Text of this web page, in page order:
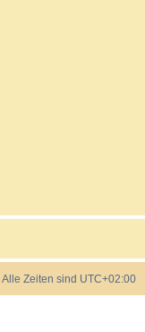
Alle Zeiten sind UTC+02:00